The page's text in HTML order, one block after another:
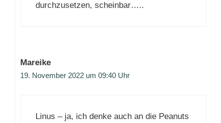
durchzusetzen, scheinbar…..
Mareike
19. November 2022 um 09:40 Uhr
Linus – ja, ich denke auch an die Peanuts